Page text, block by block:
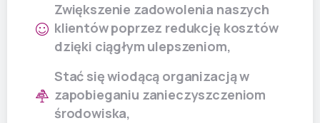
Zwiększenie zadowolenia naszych
klientów poprzez redukcję kosztów
dzięki ciągłym ulepszeniom,
Stać się wiodącą organizacją w
zapobieganiu zanieczyszczeniom
środowiska,